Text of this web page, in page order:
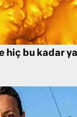
hiç bu kadar